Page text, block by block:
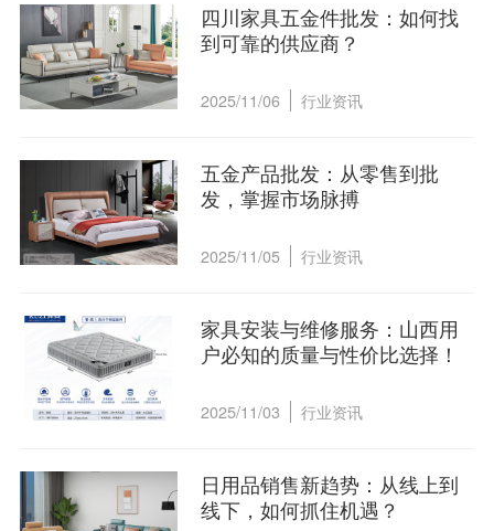
四川家具五金件批发：如何找
到可靠的供应商？
2025/11/06 行业资讯
五金产品批发：从零售到批
发，掌握市场脉搏
2025/11/05 行业资讯
家具安装与维修服务：山西用
户必知的质量与性价比选择！
2025/11/03 行业资讯
日用品销售新趋势：从线上到
线下，如何抓住机遇？